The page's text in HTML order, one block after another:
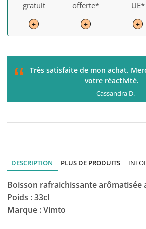
gratuit
+
offerte*
+
UE*
+
“
C'était parfait de la commande à
recommande !
Gérard H.
DESCRIPTION PLUS DE PRODUITS
Boisson rafraichissante arômatisée
Poids : 33cl
Marque : Vimto